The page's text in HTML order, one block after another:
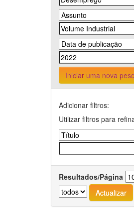
Iniciar uma nova
Adicionar filtros:
Utilizar filtros para
Resultados/Página